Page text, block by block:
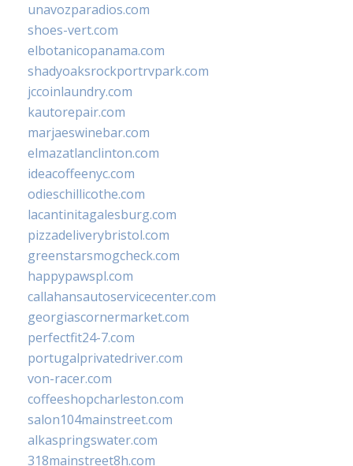
unavozparadios.com
shoes-vert.com
elbotanicopanama.com
shadyoaksrockportrvpark.com
jccoinlaundry.com
kautorepair.com
marjaeswinebar.com
elmazatlanclinton.com
ideacoffeenyc.com
odieschillicothe.com
lacantinitagalesburg.com
pizzadeliverybristol.com
greenstarsmogcheck.com
happypawspl.com
callahansautoservicecenter.com
georgiascornermarket.com
perfectfit24-7.com
portugalprivatedriver.com
von-racer.com
coffeeshopcharleston.com
salon104mainstreet.com
alkaspringswater.com
318mainstreet8h.com